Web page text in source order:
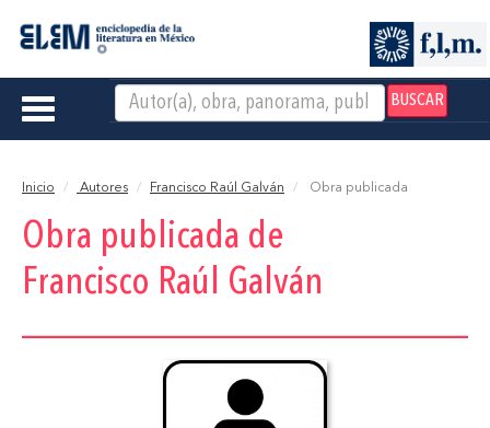
BUSCAR
Toggle
Inicio Autores Francisco Raúl Galván Obra publicada
Obra publicada de
Francisco Raúl Galván